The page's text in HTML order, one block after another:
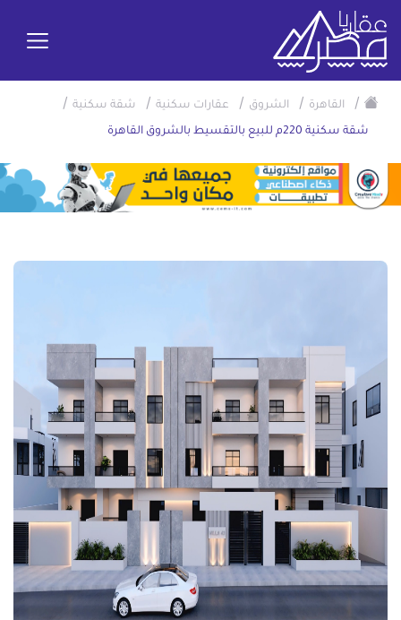
/ القاهرة / الشروق / عقارات سكنية / شقة سكنية /
شقة سكنية 220م للبيع بالتقسيط بالشروق القاهرة